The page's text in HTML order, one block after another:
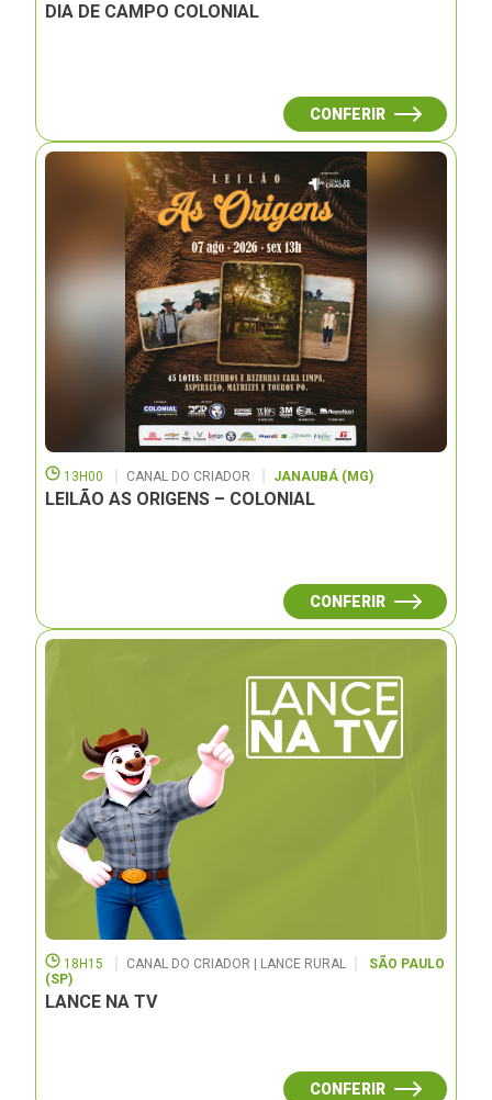
DIA DE CAMPO COLONIAL
CONFERIR
13H00 CANAL DO CRIADOR JANAUBÁ (MG)
LEILÃO AS ORIGENS – COLONIAL
CONFERIR
18H15 CANAL DO CRIADOR | LANCE RURAL
SÃO PAULO
(SP)
LANCE NA TV
CONFERIR